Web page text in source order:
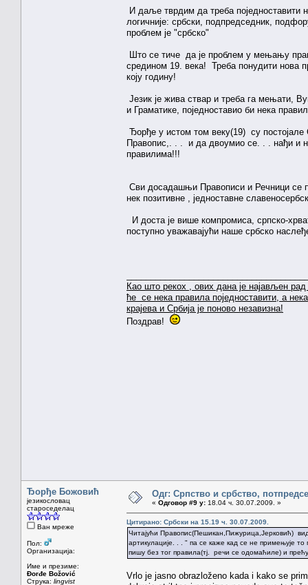
И даље тврдим да треба поједноставити
логичније: србски, подпредседник,
проблем је "србско"
Што се тиче да је проблем у мењању
средином 19. века! Треба понудити нова
коју годину!
Језик је жива ствар и треба га мењати,
и Граматике, поједноставио би нека
Ђорђе у истом том веку(19) су
Правопис,. . . и да двоумио се. . . нађи и
правилима!!!
Сви досадашњи Правописи и Речници се
нек позитивне , једноставне
И доста је више компромиса, српско-
поступно уважавајући наше србско
Као што рекох , ових дана је најављен
ће се нека правила поједноставити, а
крајева и Србија је поново незавизна!
Поздрав!
Ђорђе Божовић
језикословац
староседелац
Ван мреже
Пол:
Организација:
Име и презиме:
Đorđe Božović
Струка: lingvist
Одг: Српство и србство,
« Одговор #9 у: 18.04 ч. 30.07.2009. »
Цитирано: Србски на 15.19 ч. 30.07.2009.
Читајући Правопис(Пешикан,Пижурица,Јерковић)
артикулације. . . " па се каже кад се не примењује
пишу без тог правила(тј. речи се одомаћиле) и
Vrlo je jasno obrazloženo kada i kako se